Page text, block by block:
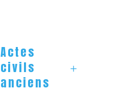
Actes
civils
anciens